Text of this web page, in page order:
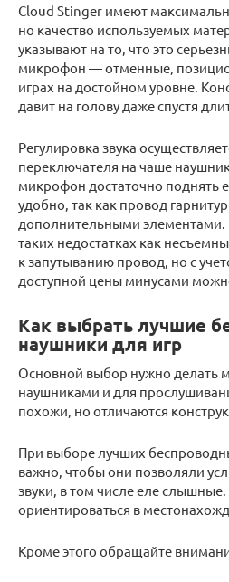
Cloud Stinger имеют
но качество используемых
указывают на то, что это
микрофон — отменные,
играх на достойном уровне.
давит на голову даже спустя
Регулировка звука
переключателя на чаше
микрофон достаточно поднять
удобно, так как провод
дополнительными элементами.
таких недостатках как
к запутыванию провод, но с
доступной цены минусами
Как выбрать лучшие
наушники для игр
Основной выбор нужно делать
наушниками и для
похожи, но отличаются
При выборе лучших
важно, чтобы они позволяли
звуки, в том числе еле
ориентироваться в
Кроме этого обращайте